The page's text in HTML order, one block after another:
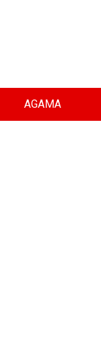
AGAMA